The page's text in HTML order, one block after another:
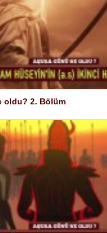
oldu? 2. Bölüm